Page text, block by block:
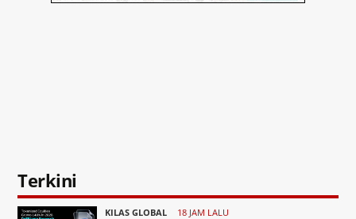
Terkini
KILAS GLOBAL 18 JAM LALU